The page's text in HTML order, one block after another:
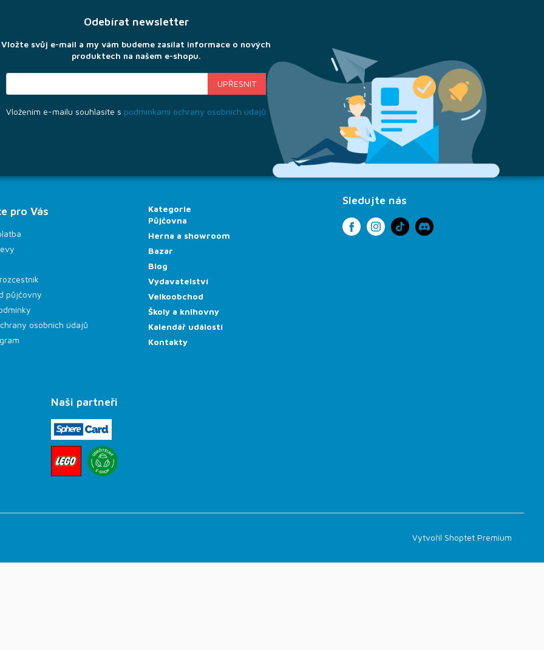
Odebírat newsletter
Vložte svůj e-mail a my vám budeme zasílat informace o nových
produktech na našem e-shopu.
Vložením e-mailu souhlasíte s podmínkami ochrany osobních údajů
pro Vás
půjčovny
osobních údajů
Kategorie
Půjčovna
Herna a showroom
Bazar
Blog
Vydavatelství
Velkoobchod
Školy a knihovny
Kalendář událostí
Kontakty
Sledujte nás
Naši partneři
Vytvořil Shoptet Premium